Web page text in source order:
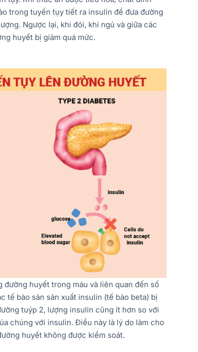
trong tuyến tụy tiết ra insulin để đưa đường
Ngược lại, khi đói, khi ngủ và giữa các
huyết bị giảm quá mức.
huyết trong máu và liên quan đến số
tế bào sản sản xuất insulin (tế bào beta) bị
tuýp 2, lượng insulin cũng ít hơn so với
chúng với insulin. Điều này là lý do làm cho
huyết không được kiểm soát.